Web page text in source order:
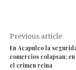
Previous article
En Acapulco la
comercios colapsan;
el crimen reina